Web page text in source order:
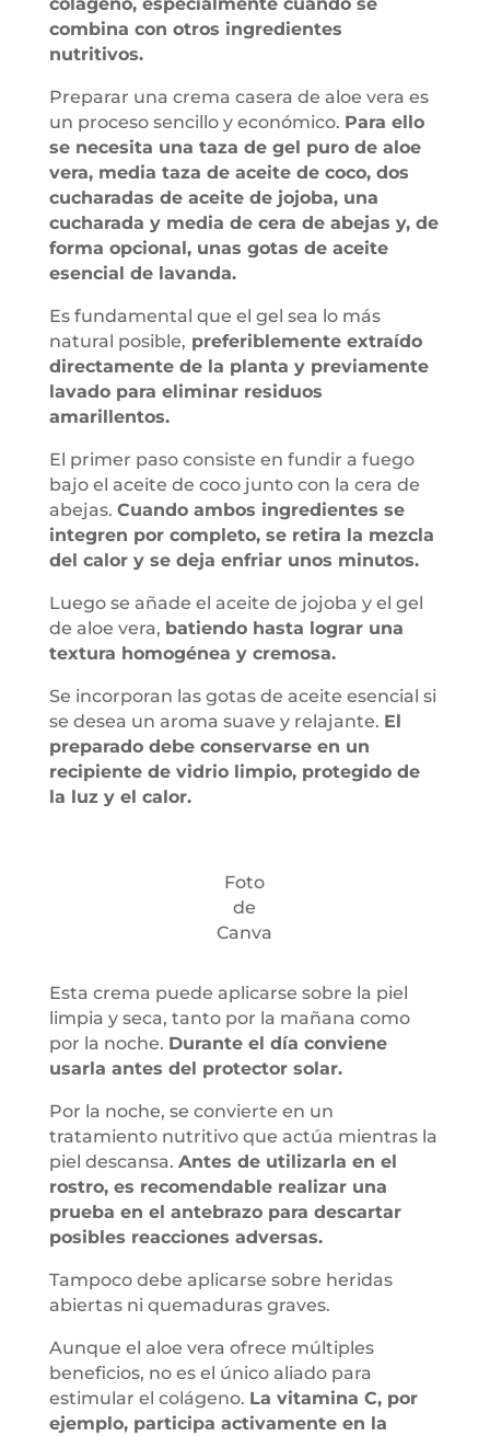
combina con otros ingredientes
nutritivos.
Preparar una crema casera de aloe vera es
un proceso sencillo y económico. Para ello
se necesita una taza de gel puro de aloe
vera, media taza de aceite de coco, dos
cucharadas de aceite de jojoba, una
cucharada y media de cera de abejas y, de
forma opcional, unas gotas de aceite
esencial de lavanda.
Es fundamental que el gel sea lo más
natural posible, preferiblemente extraído
directamente de la planta y previamente
lavado para eliminar residuos
amarillentos.
El primer paso consiste en fundir a fuego
bajo el aceite de coco junto con la cera de
abejas. Cuando ambos ingredientes se
integren por completo, se retira la mezcla
del calor y se deja enfriar unos minutos.
Luego se añade el aceite de jojoba y el gel
de aloe vera, batiendo hasta lograr una
textura homogénea y cremosa.
Se incorporan las gotas de aceite esencial si
se desea un aroma suave y relajante. El
preparado debe conservarse en un
recipiente de vidrio limpio, protegido de
la luz y el calor.
Foto
de
Canva
Esta crema puede aplicarse sobre la piel
limpia y seca, tanto por la mañana como
por la noche. Durante el día conviene
usarla antes del protector solar.
Por la noche, se convierte en un
tratamiento nutritivo que actúa mientras la
piel descansa. Antes de utilizarla en el
rostro, es recomendable realizar una
prueba en el antebrazo para descartar
posibles reacciones adversas.
Tampoco debe aplicarse sobre heridas
abiertas ni quemaduras graves.
Aunque el aloe vera ofrece múltiples
beneficios, no es el único aliado para
estimular el colágeno. La vitamina C, por
ejemplo, participa activamente en la